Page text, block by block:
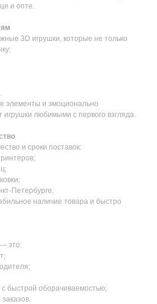
и опте.
3D игрушки, которые не только
элементы и эмоционально
любимыми с первого взгляда.
и сроки поставок:
Петербурге.
наличие товара и быстро
это:
быстрой оборачиваемостью;